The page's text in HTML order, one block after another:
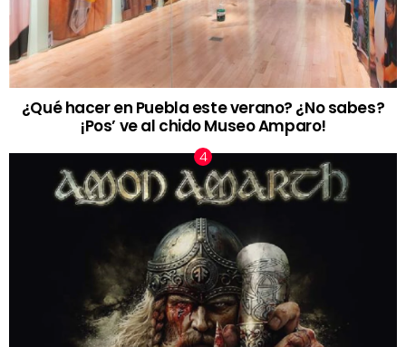
¿Qué hacer en Puebla este verano? ¿No sabes?
¡Pos’ ve al chido Museo Amparo!